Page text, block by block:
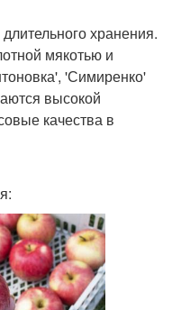
хранения.
мякотью и
'Симиренко'
высокой
качества в